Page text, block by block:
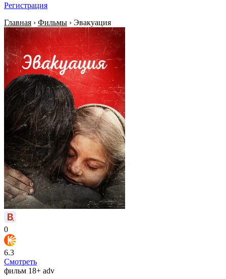
Регистрация
Главная › Фильмы › Эвакуация
0
6.3
Смотреть
фильм 18+ adv